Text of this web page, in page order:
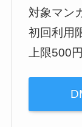
対象マン
初回利用
上限500円